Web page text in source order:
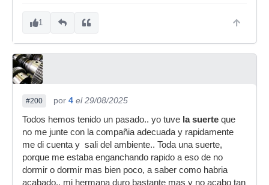
1
#200 por 4 el 29/08/2025
Todos hemos tenido un pasado.. yo tuve la suerte que
no me junte con la compañia adecuada y rapidamente
me di cuenta y sali del ambiente.. Toda una suerte,
porque me estaba enganchando rapido a eso de no
dormir o dormir mas bien poco, a saber como habria
acabado.. mi hermana duro bastante mas y no acabo tan